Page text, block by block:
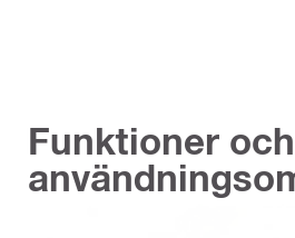
Funktioner och